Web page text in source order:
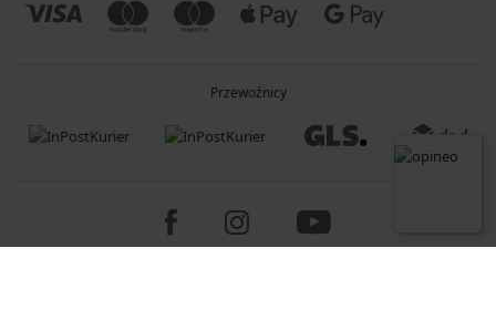
Przewoźnicy